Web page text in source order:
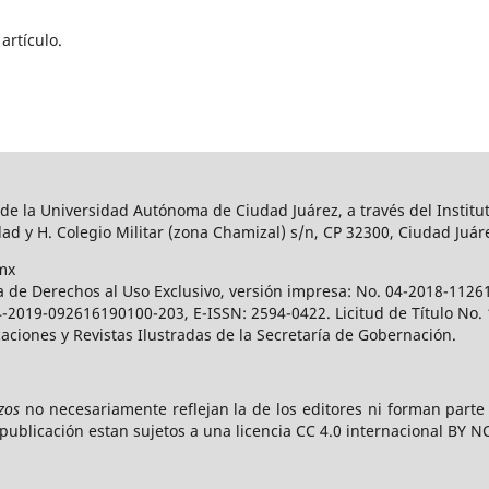
la Universidad Autónoma de Ciudad Juárez, a través del
y H. Colegio Militar (zona Chamizal) s/n, CP 32300, Ciudad
Derechos al Uso Exclusivo, versión impresa: No. 04-2018-
092616190100-203, E-ISSN: 2594-0422. Licitud de Título
y Revistas Ilustradas de la Secretaría de Gobernación.
no necesariamente reflejan la de los editores ni forman
estan sujetos a una licencia CC 4.0 internacional BY